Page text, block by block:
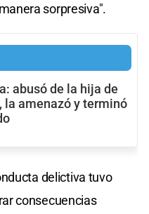
sorpresiva".
abusó de la hija de
la amenazó y terminó
delictiva tuvo
consecuencias